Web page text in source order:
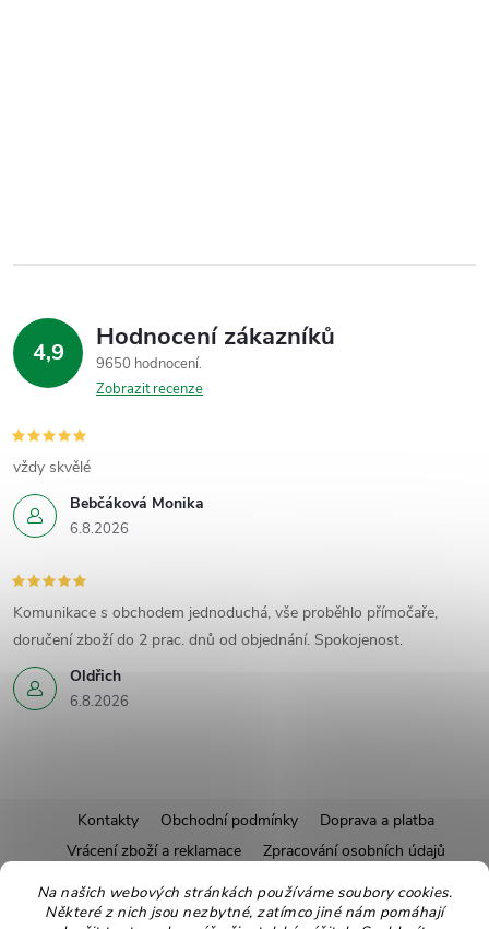
Na našich webových stránkách používáme soubory cookies.
Některé z nich jsou nezbytné, zatímco jiné nám pomáhají
4,9 Hodnocení zákazníků
9650 hodnocení
Zobrazit recenze
Bebčáková Monika
6.8.2026
vždy skvělé
Oldřich
6.8.2026
Komunikace s obchodem jednoduchá, vše proběhlo přímočaře,
doručení zboží do 2 prac. dnů od objednání. Spokojenost.
á
Kontakty Obchodní podmínky
Doprava a platba
Vrácení zboží a reklamace
Zpracování osobních údajů
Pravidla soutěží
Affiliate program
Recepty
Pro nové dodavatele
Ekologické balení Moje objednávka